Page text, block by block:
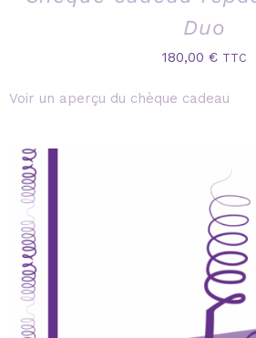
Duo
180,00 € TTC
Voir un aperçu du chèque cadeau